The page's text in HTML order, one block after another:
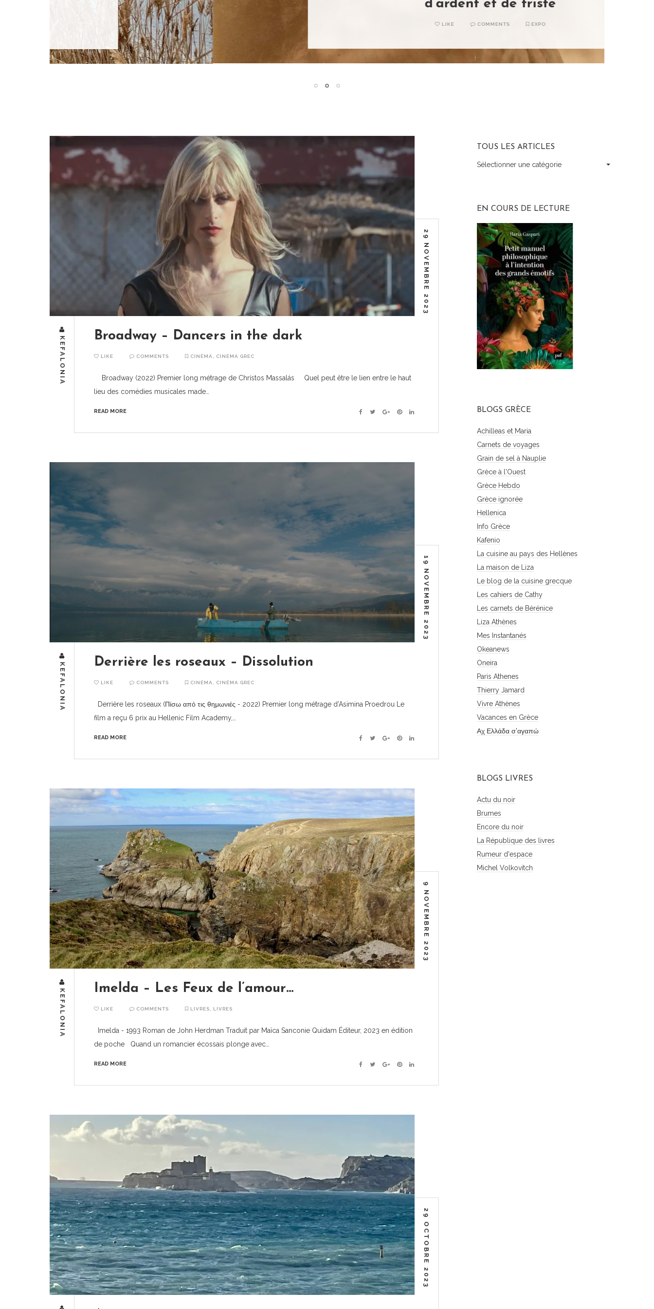
d’ardent et de triste
29 NOVEMBRE 2023
KEFALONIA Broadway – Dancers in the dark
LIKE COMMENTS CINÉMA CINÉMA GREC
Broadway (2022) Premier long métrage de Chrístos Massalás Quel peut être le lien entre le haut
lieu des comédies musicales made…
READ MORE Facebook
TwitterGoogle+PinterestLinkedin
19 NOVEMBRE 2023
KEFALONIA Derrière les roseaux – Dissolution
LIKE COMMENTS CINÉMA CINÉMA GREC
Derrière les roseaux (Πίσω από τις θημωνιές - 2022) Premier long métrage d’Asimina Proedrou Le
film a reçu 6 prix au Hellenic Film Academy,…
READ MORE Facebook
TwitterGoogle+PinterestLinkedin
9 NOVEMBRE 2023
KEFALONIA Imelda – Les Feux de l’amour…
LIKE COMMENTS LIVRES LIVRES
Imelda - 1993 Roman de John Herdman Traduit par Maïca Sanconie Quidam Éditeur, 2023 en édition
de poche Quand un romancier écossais plonge avec…
READ MORE Facebook
TwitterGoogle+PinterestLinkedin
29 OCTOBRE 2023
TOUS LES ARTICLES
Tous
Sélectionner une catégorie
EN COURS DE LECTURE
BLOGS GRÈCE
Achilleas et Maria
Carnets de voyages
Grain de sel à Nauplie
Grèce à l'Ouest
Grèce Hebdo
Grèce ignorée
Hellenica
Info Grèce
Kafenio
La cuisine au pays des Hellènes
La maison de Liza
Le blog de la cuisine grecque
Les cahiers de Cathy
Les carnets de Bérénice
Liza Athènes
Mes Instantanés
Okeanews
Oneira
Paris Athenes
Thierry Jamard
Vivre Athènes
Vacances en Grèce
Αχ Ελλάδα σ'αγαπώ
BLOGS LIVRES
Actu du noir
Brumes
Encore du noir
La République des livres
Rumeur d'espace
Michel Volkovitch